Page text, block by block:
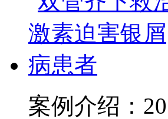
案例介绍：